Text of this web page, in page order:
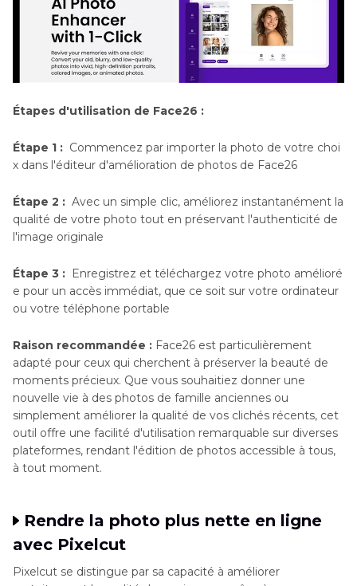
Étapes d'utilisation de Face26 :
Étape 1 : Commencez par importer la photo de votre choi
x dans l'éditeur d'amélioration de photos de Face26
Étape 2 : Avec un simple clic, améliorez instantanément la
qualité de votre photo tout en préservant l'authenticité de
l'image originale
Étape 3 : Enregistrez et téléchargez votre photo amélioré
e pour un accès immédiat, que ce soit sur votre ordinateur
ou votre téléphone portable
Raison recommandée : Face26 est particulièrement
adapté pour ceux qui cherchent à préserver la beauté de
moments précieux. Que vous souhaitiez donner une
nouvelle vie à des photos de famille anciennes ou
simplement améliorer la qualité de vos clichés récents, cet
outil offre une facilité d'utilisation remarquable sur diverses
plateformes, rendant l'édition de photos accessible à tous,
à tout moment.
Rendre la photo plus nette en ligne
avec Pixelcut
Pixelcut se distingue par sa capacité à améliorer